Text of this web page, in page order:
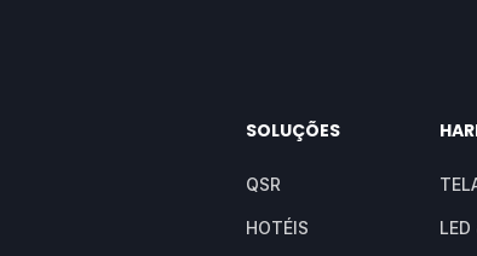
SOLUÇÕES
QSR
HOTÉIS
LED